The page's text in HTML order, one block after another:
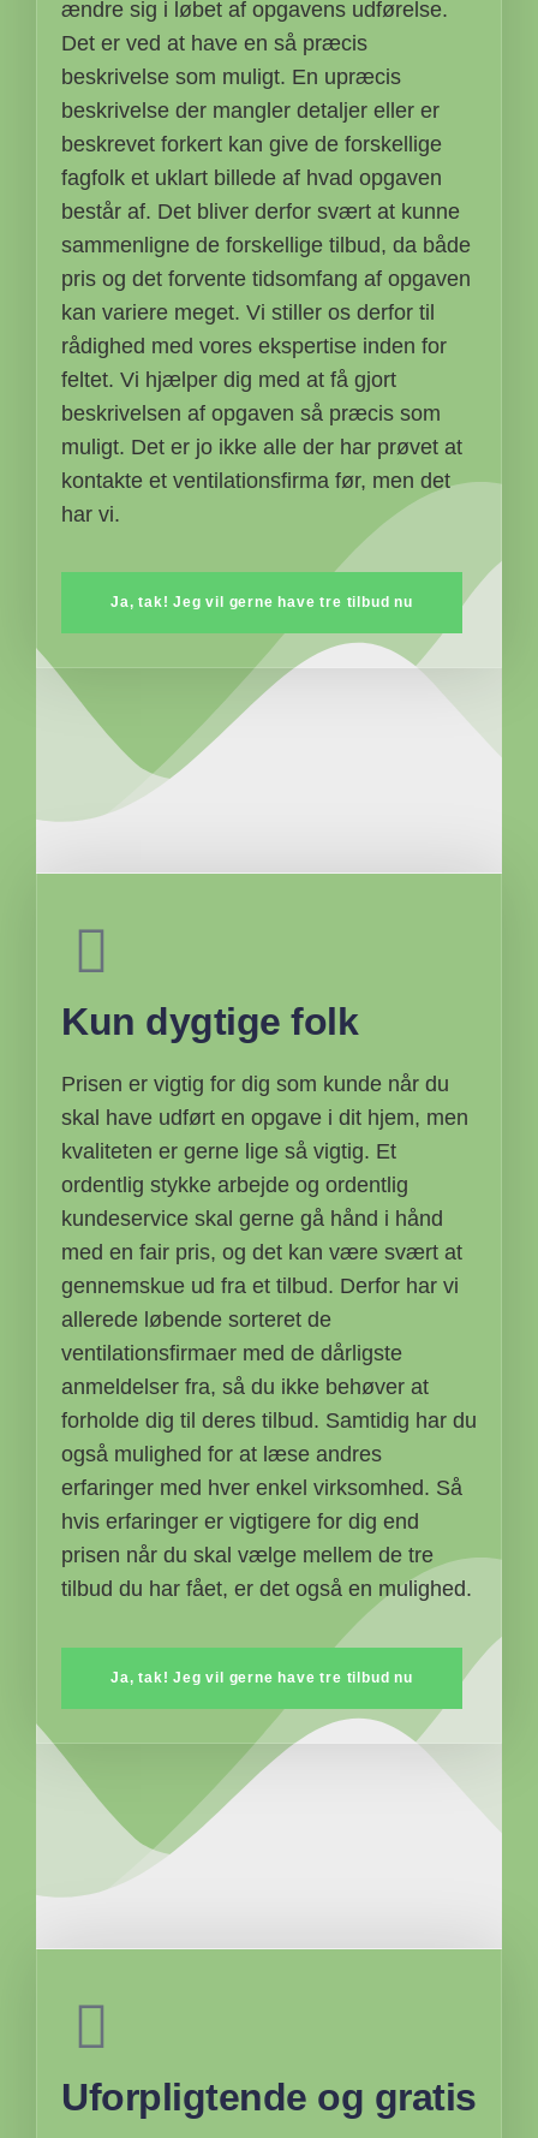
ændre sig i løbet af opgavens udførelse.
Det er ved at have en så præcis
beskrivelse som muligt. En upræcis
beskrivelse der mangler detaljer eller er
beskrevet forkert kan give de forskellige
fagfolk et uklart billede af hvad opgaven
består af. Det bliver derfor svært at kunne
sammenligne de forskellige tilbud, da både
pris og det forvente tidsomfang af opgaven
kan variere meget. Vi stiller os derfor til
rådighed med vores ekspertise inden for
feltet. Vi hjælper dig med at få gjort
beskrivelsen af opgaven så præcis som
muligt. Det er jo ikke alle der har prøvet at
kontakte et ventilationsfirma før, men det
har vi.
Ja, tak! Jeg vil gerne have tre tilbud nu
Kun dygtige folk
Prisen er vigtig for dig som kunde når du
skal have udført en opgave i dit hjem, men
kvaliteten er gerne lige så vigtig. Et
ordentlig stykke arbejde og ordentlig
kundeservice skal gerne gå hånd i hånd
med en fair pris, og det kan være svært at
gennemskue ud fra et tilbud. Derfor har vi
allerede løbende sorteret de
ventilationsfirmaer med de dårligste
anmeldelser fra, så du ikke behøver at
forholde dig til deres tilbud. Samtidig har du
også mulighed for at læse andres
erfaringer med hver enkel virksomhed. Så
hvis erfaringer er vigtigere for dig end
prisen når du skal vælge mellem de tre
tilbud du har fået, er det også en mulighed.
Ja, tak! Jeg vil gerne have tre tilbud nu
Uforpligtende og gratis